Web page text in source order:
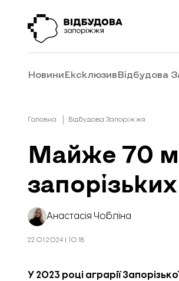
НовиниЕксклюзивВідбудова
Головна Відбудова Запоріжжя
Майже 70
Анастасія Чобліна
22.01.2024 | 10:18
У 2023 році аграрії